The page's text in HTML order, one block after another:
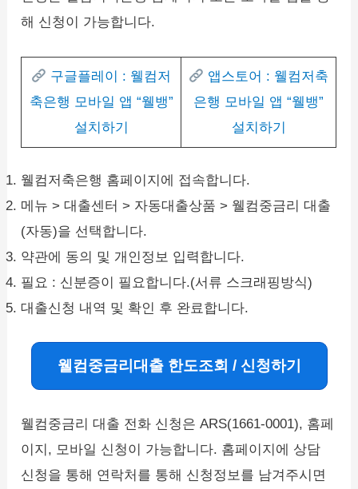
해 신청이 가능합니다.
구글플레이 : 웰컴저
축은행 모바일 앱 “웰뱅”
설치하기
앱스토어 : 웰컴저축
은행 모바일 앱 “웰뱅”
설치하기
웰컴저축은행 홈페이지에 접속합니다.
메뉴 > 대출센터 > 자동대출상품 > 웰컴중금리 대출
(자동)을 선택합니다.
약관에 동의 및 개인정보 입력합니다.
필요 : 신분증이 필요합니다.(서류 스크래핑방식)
대출신청 내역 및 확인 후 완료합니다.
웰컴중금리대출 한도조회 / 신청하기
웰컴중금리 대출 전화 신청은 ARS(1661-0001), 홈페
이지, 모바일 신청이 가능합니다. 홈페이지에 상담
신청을 통해 연락처를 통해 신청정보를 남겨주시면